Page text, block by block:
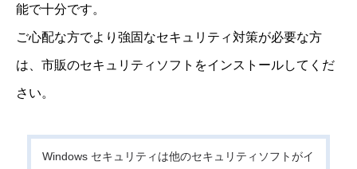
能で十分です。
ご心配な方でより強固なセキュリティ対策が必要な方
は、市販のセキュリティソフトをインストールしてくだ
さい。
Windows セキュリティは他のセキュリティソフトがイ